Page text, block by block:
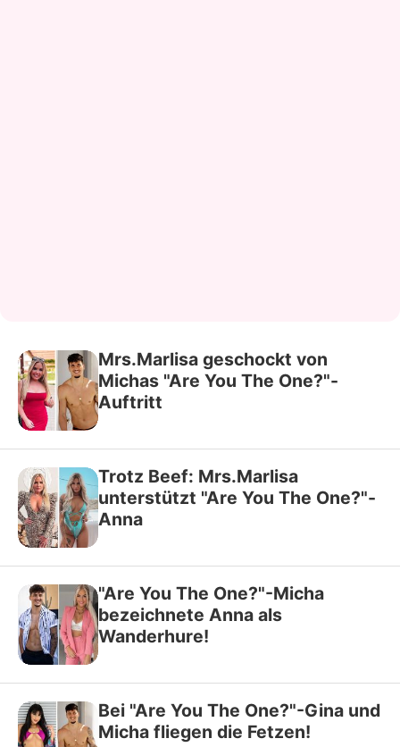
Mrs.Marlisa geschockt von
Michas "Are You The One?"-
Auftritt
Trotz Beef: Mrs.Marlisa
unterstützt "Are You The One?"-
Anna
"Are You The One?"-Micha
bezeichnete Anna als
Wanderhure!
Bei "Are You The One?"-Gina und
Micha fliegen die Fetzen!